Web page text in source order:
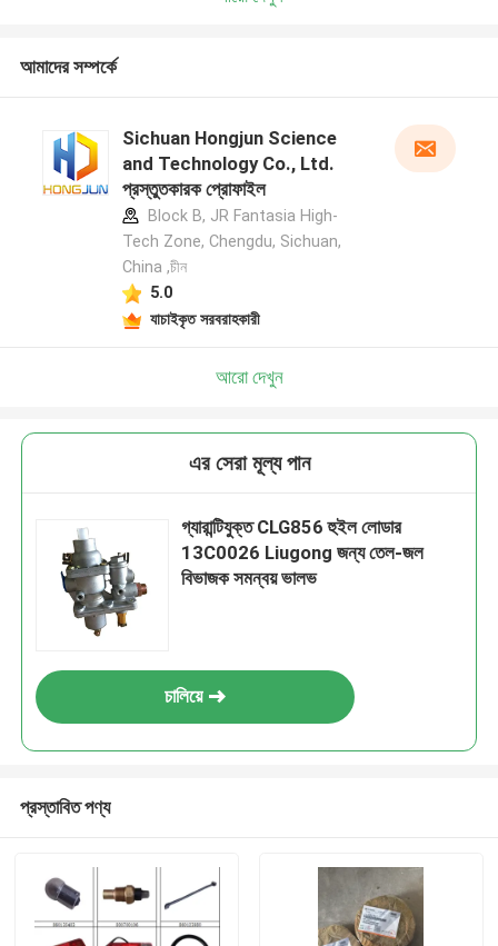
আমাদের সম্পর্কে
Sichuan Hongjun Science
and Technology Co., Ltd.
প্রস্তুতকারক প্রোফাইল
Block B, JR Fantasia High-
Tech Zone, Chengdu, Sichuan,
China ,চীন
5.0
যাচাইকৃত সরবরাহকারী
আরো দেখুন
এর সেরা মূল্য পান
গ্যারান্টিযুক্ত CLG856 হুইল লোডার
13C0026 Liugong জন্য তেল-জল
বিভাজক সমন্বয় ভালভ
চালিয়ে
প্রস্তাবিত পণ্য